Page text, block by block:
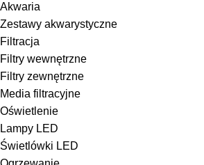
Akwaria
Zestawy akwarystyczne
Filtracja
Filtry wewnętrzne
Filtry zewnętrzne
Media filtracyjne
Oświetlenie
Lampy LED
Świetlówki LED